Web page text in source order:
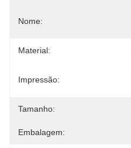
Nome:
Material:
Impressão:
Tamanho:
Embalagem: